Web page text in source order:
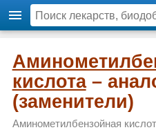
кислота–
(заменители)
Аминометилбензойная